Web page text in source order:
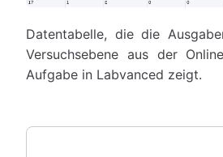
Datentabelle, die die
Versuchsebene aus der
Aufgabe in Labvanced zeigt.